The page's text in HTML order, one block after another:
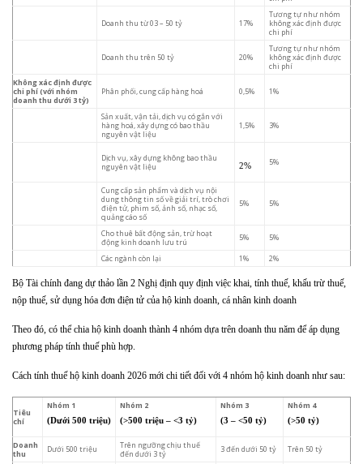
Doanh thu từ 03 – 50 tỷ 17%
Tương tự như nhóm
không xác định được
chi phí
Doanh thu trên 50 tỷ 20%
Tương tự như nhóm
không xác định được
chi phí
Không xác định được
chi phí (với nhóm
doanh thu dưới 3 tỷ)
Phân phối, cung cấp hàng hoá 0,5% 1%
Sản xuất, vận tải, dịch vụ có gắn với
hàng hoá, xây dựng có bao thầu
nguyên vật liệu
1,5% 3%
Dịch vụ, xây dựng không bao thầu
nguyên vật liệu
2% 5%
Cung cấp sản phẩm và dịch vụ nội
dung thông tin số về giải trí, trò chơi
điện tử, phim số, ảnh số, nhạc số,
quảng cáo số
5% 5%
Cho thuê bất động sản, trừ hoạt
động kinh doanh lưu trú
5%
5%
Các ngành còn lại
1% 2%
Bộ Tài chính đang dự thảo lần 2 Nghị định quy định việc khai, tính thuế, khấu trừ thuế,
nộp thuế, sử dụng hóa đơn điện tử của hộ kinh doanh, cá nhân kinh doanh
Theo đó, có thể chia hộ kinh doanh thành 4 nhóm dựa trên doanh thu năm để áp dụng
phương pháp tính thuế phù hợp.
Cách tính thuế hộ kinh doanh 2026 mới chi tiết đối với 4 nhóm hộ kinh doanh như sau:
Tiêu
chí
Nhóm 1
(Dưới 500 triệu)
Nhóm 2
(>500 triệu – <3 tỷ)
Nhóm 3
(3 – <50 tỷ)
Nhóm 4
(>50 tỷ)
Doanh
thu
Dưới 500 triệu
Trên ngưỡng chịu thuế
đến dưới 3 tỷ
3 đến dưới 50 tỷ Trên 50 tỷ